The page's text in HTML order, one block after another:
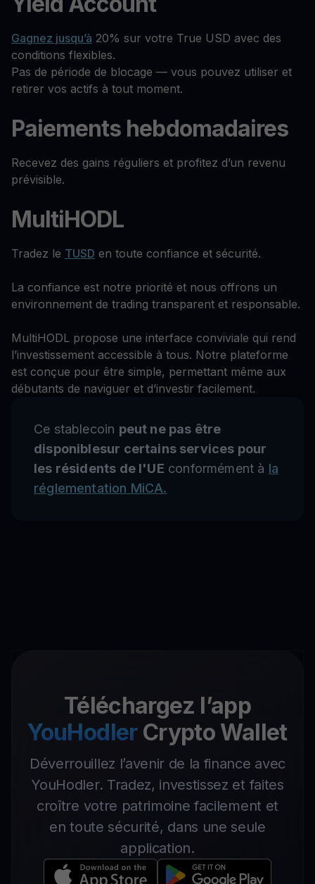
Gagnez jusqu’à 20% sur votre True USD avec des
conditions flexibles.
Pas de période de blocage — vous pouvez utiliser et
retirer vos actifs à tout moment.
Paiements hebdomadaires
Recevez des gains réguliers et profitez d’un revenu
prévisible.
MultiHODL
Tradez le TUSD en toute confiance et sécurité.
La confiance est notre priorité et nous offrons un
environnement de trading transparent et responsable.
MultiHODL propose une interface conviviale qui rend
l’investissement accessible à tous. Notre plateforme
est conçue pour être simple, permettant même aux
débutants de naviguer et d’investir facilement.
Ce stablecoin peut ne pas être
disponiblesur certains services pour
les résidents de l'UE conformément à la
réglementation MiCA.
Téléchargez l’app
YouHodler Crypto Wallet
Déverrouillez l’avenir de la finance avec
YouHodler. Tradez, investissez et faites
croître votre patrimoine facilement et
en toute sécurité, dans une seule
application.